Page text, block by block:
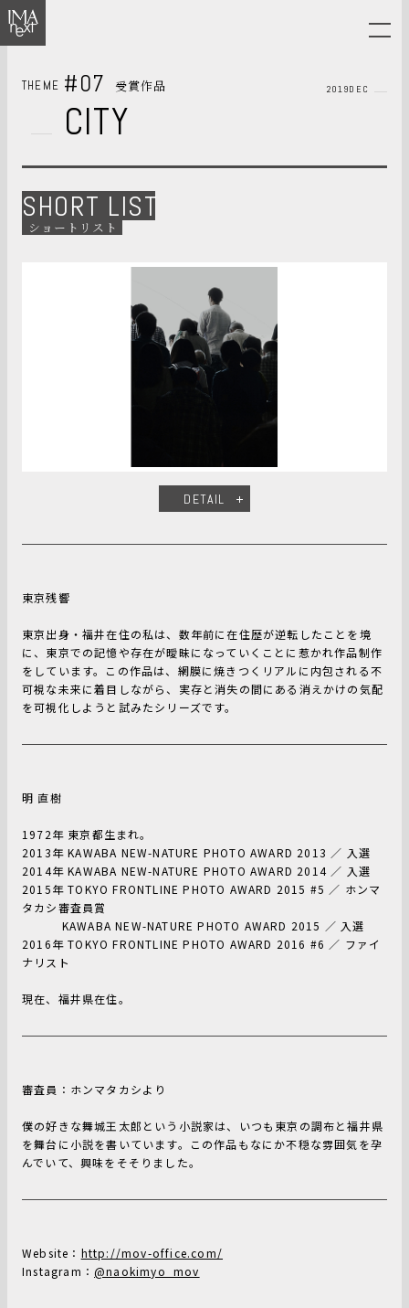
THEME #07 受賞作品 2019DEC
CITY
SHORT LIST
ショートリスト
DETAIL
東京残響
東京出身・福井在住の私は、数年前に在住歴が逆転したことを境
に、東京での記憶や存在が曖昧になっていくことに惹かれ作品制作
をしています。この作品は、網膜に焼きつくリアルに内包される不
可視な未来に着目しながら、実存と消失の間にある消えかけの気配
を可視化しようと試みたシリーズです。
明 直樹
1972年 東京都生まれ。
2013年 KAWABA NEW-NATURE PHOTO AWARD 2013 ／ 入選
2014年 KAWABA NEW-NATURE PHOTO AWARD 2014 ／ 入選
2015年 TOKYO FRONTLINE PHOTO AWARD 2015 #5 ／ ホンマ
タカシ審査員賞
KAWABA NEW-NATURE PHOTO AWARD 2015 ／ 入選
2016年 TOKYO FRONTLINE PHOTO AWARD 2016 #6 ／ ファイ
ナリスト
現在、福井県在住。
審査員：ホンマタカシより
僕の好きな舞城王太郎という小説家は、いつも東京の調布と福井県
を舞台に小説を書いています。この作品もなにか不穏な雰囲気を孕
んでいて、興味をそそりました。
Website： http://mov-office.com/
Instagram： @naokimyo_mov